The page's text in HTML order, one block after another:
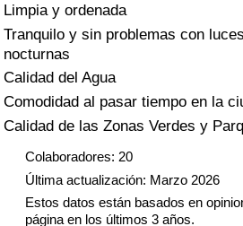
Limpia y ordenada
Tranquilo y sin problemas con luces
nocturnas
Calidad del Agua
Comodidad al pasar tiempo en la
Calidad de las Zonas Verdes y
Colaboradores: 20
Última actualización: Marzo 2026
Estos datos están basados en
página en los últimos 3 años.
Índice de contaminación
Índice de Contaminación por País
Tráfico
Índice de Tráfico
Índice de Tráfico (Actual)